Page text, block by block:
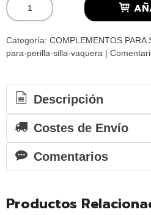
Categoría: COMPLEMENTOS PARA
para-perilla-silla-vaquera |
Descripción
Costes de Envío
Comentarios
Productos